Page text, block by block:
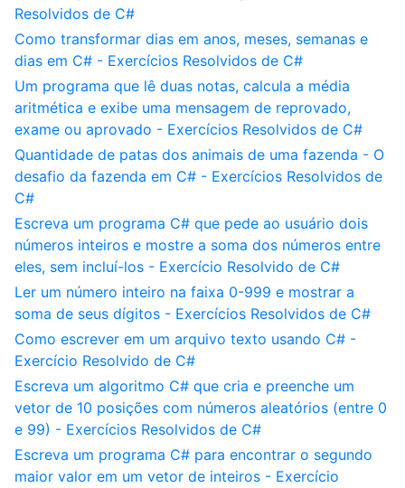
Resolvidos de C#
Como transformar dias em anos, meses, semanas e
dias em C# - Exercícios Resolvidos de C#
Um programa que lê duas notas, calcula a média
aritmética e exibe uma mensagem de reprovado,
exame ou aprovado - Exercícios Resolvidos de C#
Quantidade de patas dos animais de uma fazenda - O
desafio da fazenda em C# - Exercícios Resolvidos de
C#
Escreva um programa C# que pede ao usuário dois
números inteiros e mostre a soma dos números entre
eles, sem incluí-los - Exercício Resolvido de C#
Ler um número inteiro na faixa 0-999 e mostrar a
soma de seus dígitos - Exercícios Resolvidos de C#
Como escrever em um arquivo texto usando C# -
Exercício Resolvido de C#
Escreva um algoritmo C# que cria e preenche um
vetor de 10 posições com números aleatórios (entre 0
e 99) - Exercícios Resolvidos de C#
Escreva um programa C# para encontrar o segundo
maior valor em um vetor de inteiros - Exercício